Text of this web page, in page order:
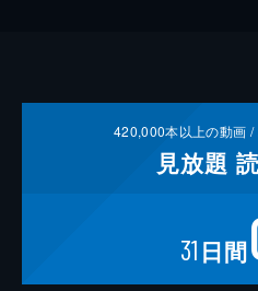
420,000本以上の動画 /
見放題
31 日間